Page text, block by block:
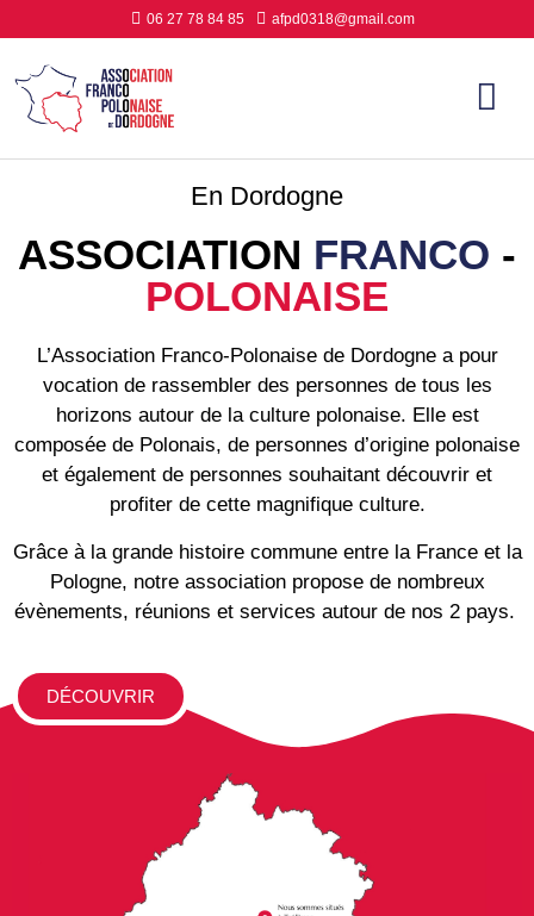
06 27 78 84 85 afpd0318@gmail.com
En Dordogne
ASSOCIATION FRANCO -
POLONAISE
L’Association Franco-Polonaise de Dordogne a pour
vocation de rassembler des personnes de tous les
horizons autour de la culture polonaise. Elle est
composée de Polonais, de personnes d’origine polonaise
et également de personnes souhaitant découvrir et
profiter de cette magnifique culture.
Grâce à la grande histoire commune entre la France et la
Pologne, notre association propose de nombreux
évènements, réunions et services autour de nos 2 pays.
DÉCOUVRIR